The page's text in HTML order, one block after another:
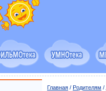
Главная / Родителям /